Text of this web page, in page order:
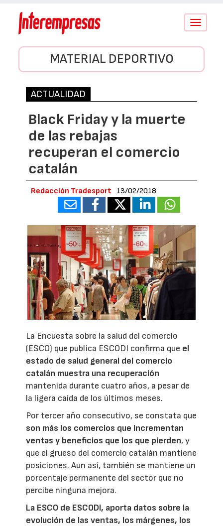
Conmutar
MATERIAL DEPORTIVO
ACTUALIDAD
Black Friday y la muerte
de las rebajas
recuperan el comercio
catalán
Redacción Tradesport 13/02/2018
La Encuesta sobre la salud del comercio
(ESCO) que publica ESCODI confirma que el
estado de salud general del comercio
catalán muestra una recuperación
mantenida durante cuatro años, a pesar de
la ligera caída de los últimos meses.
Por tercer año consecutivo, se constata que
son más los comercios que incrementan
ventas y beneficios que los que pierden, y
que el grueso del comercio catalán mantiene
posiciones. Aun así, también se mantiene un
porcentaje permanente del sector que no
percibe ninguna mejora.
La ESCO de ESCODI, aporta datos sobre la
evolución de las ventas, los márgenes, los